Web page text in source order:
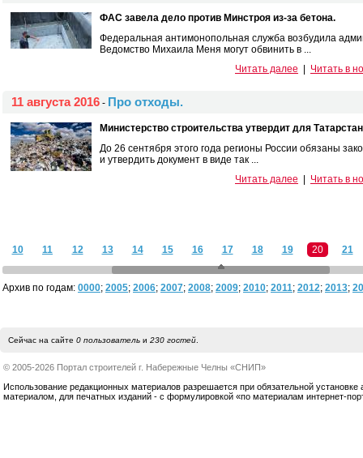
ФАС завела дело против Минстроя из-за бетона.
Федеральная антимонопольная служба возбудила
Ведомство Михаила Меня могут обвинить в ...
Читать далее
Читать в
11 августа 2016 - Про отходы.
Министерство строительства утвердит для
До 26 сентября этого года регионы России обязаны
и утвердить документ в виде так ...
Читать далее
Читать в
10 11 12 13 14 15 16 17 18 19 20 21
Архив по годам: 0000; 2005; 2006; 2007; 2008; 2009; 2010; 2011; 2012; 2013;
Сейчас на сайте 0 пользовательи 230 гостей.
© 2005-2026 Портал строителей г. Набережные Челны «СНИП»
Использование редакционных материалов разрешается при обязательной установке
материалом, для печатных изданий - с формулировкой «по материалам интернет-